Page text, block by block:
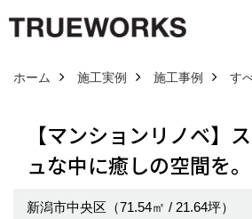
ホーム 施工実例 施工事例 す
【マンションリノベ】
ュな中に癒しの空間を。
新潟市中央区（71.54㎡ / 21.64坪）